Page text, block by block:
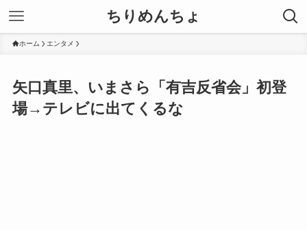
ちりめんちょ
ホーム エンタメ
矢口真里、いまさら「有吉反省会」初登
場→テレビに出てくるな